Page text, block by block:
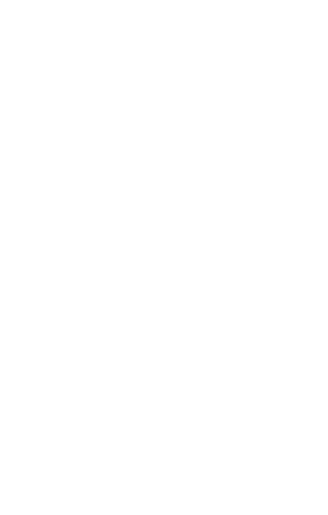
allem da auch die Story jetzt nicht